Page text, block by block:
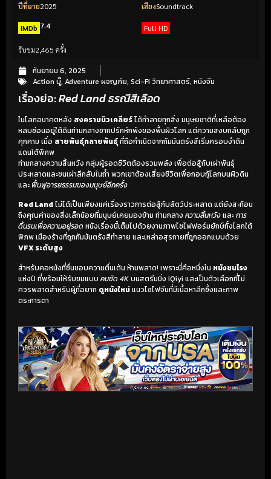
ปีที่ฉาย2025 เสียงSoundtrack
IMDb 7.4 Full HD
รับชม2,465 ครั้ง
กันยายน 6, 2025
Action บู๊, Adventure ผจญภัย, Sci-Fi วิทยาศาสตร์, หนังจีน
เรื่องย่อ:Red Land ธรณีสีเลือด
ในโลกอนาคตหลัง สงครามนิวเคลียร์ได้ทำลายทุกสิ่ง มนุษยชาติที่เหลือต้อง
หลบซ่อนอยู่ใต้ดินท่ามกลางซากปรักหักพังของพื้นผิวโลก แต่ความสงบกลับถูก
คุกคาม เมื่อ สายพันธุ์กลายพันธุ์ที่ถือกำเนิดจากกัมมันตรังสีเริ่มครอบงำดิน
แดนใต้พิภพ
ท่ามกลางความสิ้นหวัง กลุ่มผู้รอดชีวิตต้องรวมพลัง เพื่อต่อสู้กับเผ่าพันธุ์
ประหลาดและชนเผ่าลึกลับในถ้ำ พวกเขาต้องเสี่ยงชีวิตเพื่อกอบกู้โลกบนผิวดิน
และ ฟื้นฟูอารยธรรมของมนุษย์อีกครั้ง
Red Landไม่ได้เป็นเพียงแค่เรื่องราวการต่อสู้กับสัตว์ประหลาด แต่ยังสะท้อน
ถึงคุณค่าของสิ่งเล็กน้อยที่มนุษย์เคยมองข้าม ท่ามกลาง ความสิ้นหวังและการ
ดิ้นรนเพื่อความอยู่รอด หนังเรื่องนี้เต็มไปด้วยงานภาพไซไฟฟอร์มยักษ์ทั้งโลกใต้
พิภพ เมืองร้างที่ถูกกัมมันตรังสีทำลาย และเหล่าอสุรกายที่ถูกออกแบบด้วย
VFX ระดับสูง
สำหรับคอหนังที่ชื่นชอบความตื่นเต้น ห้ามพลาด! เพราะนี่คือหนึ่งใน หนังชนโรง
แห่งปี ที่พร้อมให้รับชมแบบ คมชัด 4Kบนสตรีมมิ่ง iQiyi และเป็นตัวเลือกที่ไม่
ควรพลาดสำหรับผู้ที่อยาก ดูหนังใหม่แนวไซไฟจีนที่มีเนื้อหาลึกซึ้งและภาพ
ตระการตา